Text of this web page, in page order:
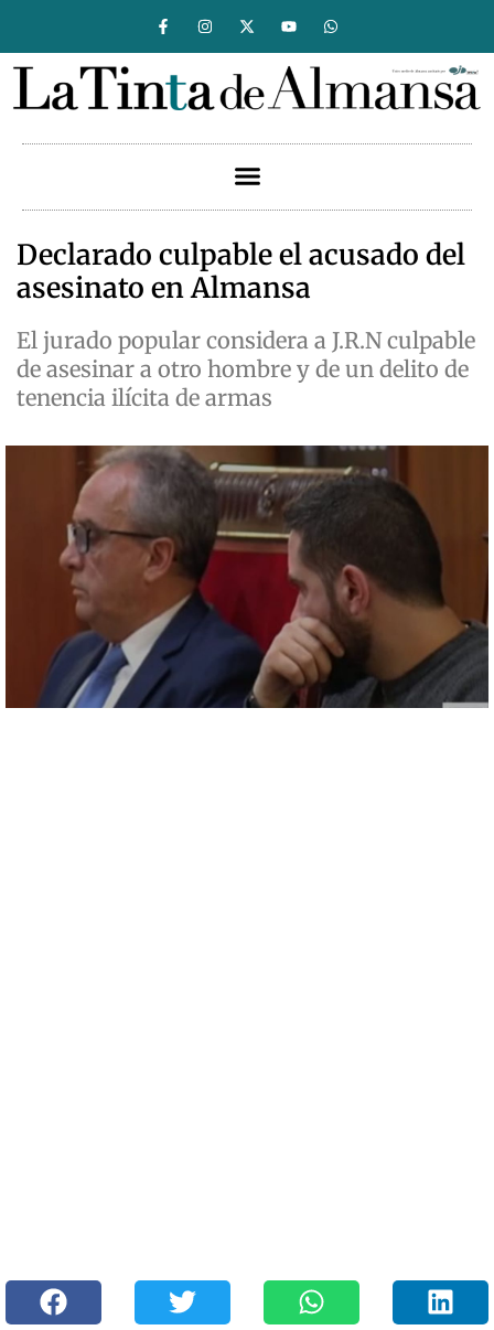
Declarado culpable el acusado del
asesinato en Almansa
El jurado popular considera a J.R.N culpable
de asesinar a otro hombre y de un delito de
tenencia ilícita de armas